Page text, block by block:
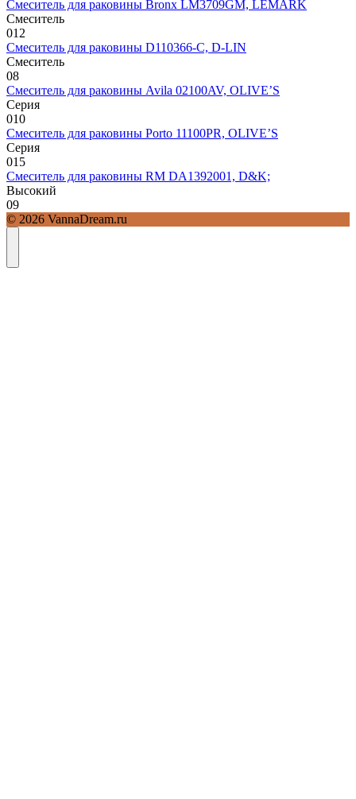
Смеситель для раковины Bronx LM3709GM, LEMARK
Смеситель
012
Смеситель для раковины D110366-С, D-LIN
Смеситель
08
Смеситель для раковины Avila 02100AV, OLIVE’S
Серия
010
Смеситель для раковины Porto 11100PR, OLIVE’S
Серия
015
Смеситель для раковины RM DA1392001, D&K;
Высокий
09
© 2026 VannaDream.ru